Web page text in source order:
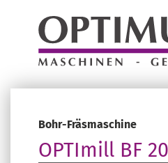
Bohr-Fräsmaschine
OPTImill BF